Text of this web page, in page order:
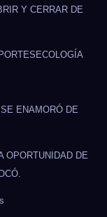
Y CERRAR DE
ECOLOGÍA
ENAMORÓ DE
OPORTUNIDAD DE